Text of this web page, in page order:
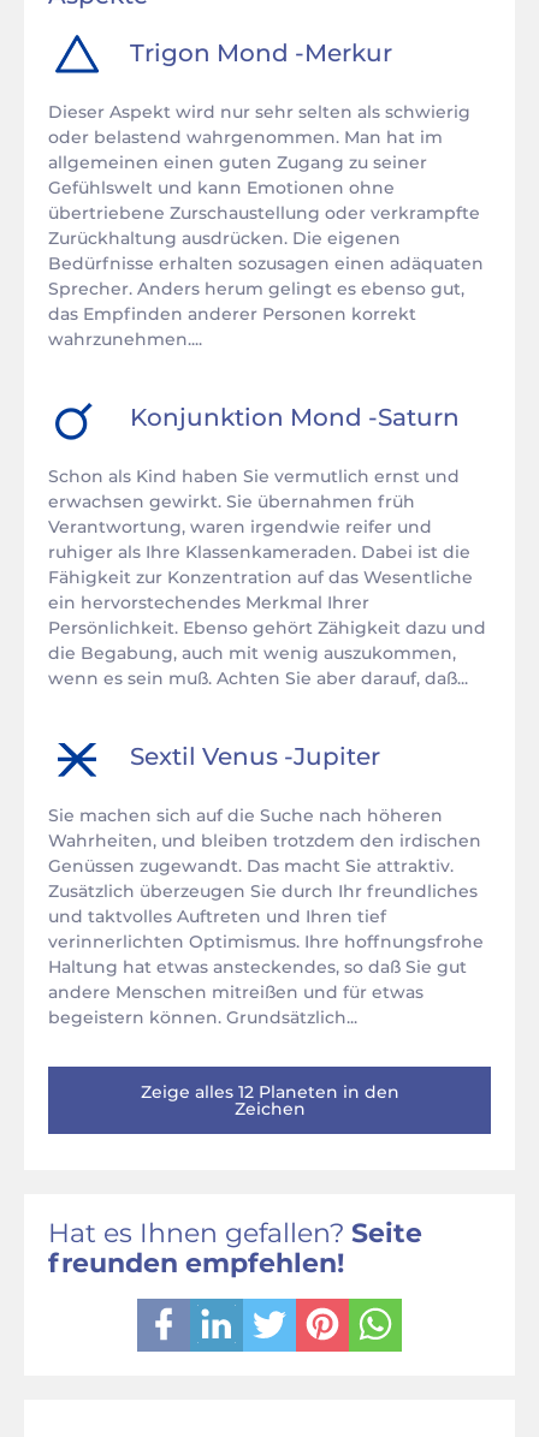
Trigon Mond -Merkur
Dieser Aspekt wird nur sehr selten als schwierig
oder belastend wahrgenommen. Man hat im
allgemeinen einen guten Zugang zu seiner
Gefühlswelt und kann Emotionen ohne
übertriebene Zurschaustellung oder verkrampfte
Zurückhaltung ausdrücken. Die eigenen
Bedürfnisse erhalten sozusagen einen adäquaten
Sprecher. Anders herum gelingt es ebenso gut,
das Empfinden anderer Personen korrekt
wahrzunehmen....
Konjunktion Mond -Saturn
Schon als Kind haben Sie vermutlich ernst und
erwachsen gewirkt. Sie übernahmen früh
Verantwortung, waren irgendwie reifer und
ruhiger als Ihre Klassenkameraden. Dabei ist die
Fähigkeit zur Konzentration auf das Wesentliche
ein hervorstechendes Merkmal Ihrer
Persönlichkeit. Ebenso gehört Zähigkeit dazu und
die Begabung, auch mit wenig auszukommen,
wenn es sein muß. Achten Sie aber darauf, daß...
Sextil Venus -Jupiter
Sie machen sich auf die Suche nach höheren
Wahrheiten, und bleiben trotzdem den irdischen
Genüssen zugewandt. Das macht Sie attraktiv.
Zusätzlich überzeugen Sie durch Ihr freundliches
und taktvolles Auftreten und Ihren tief
verinnerlichten Optimismus. Ihre hoffnungsfrohe
Haltung hat etwas ansteckendes, so daß Sie gut
andere Menschen mitreißen und für etwas
begeistern können. Grundsätzlich...
Zeige alles 12 Planeten in den
Zeichen
Hat es Ihnen gefallen? Seite
freunden empfehlen!